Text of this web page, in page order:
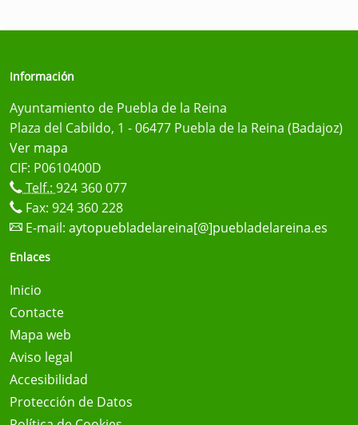
Información
Ayuntamiento de Puebla de la Reina
Plaza del Cabildo, 1 - 06477 Puebla de la Reina (Badajoz)
Ver mapa
CIF: P0610400D
Telf.: 924 360 077
Fax: 924 360 228
E-mail: aytopuebladelareina[@]puebladelareina.es
Enlaces
Inicio
Contacte
Mapa web
Aviso legal
Accesibilidad
Protección de Datos